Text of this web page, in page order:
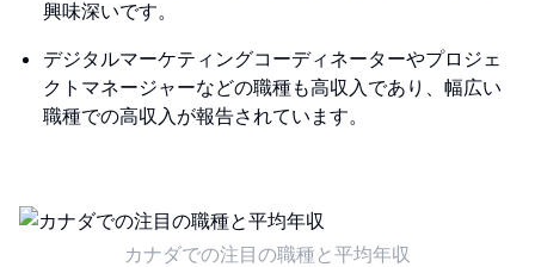
興味深いです。
デジタルマーケティングコーディネーターやプロジェ
クトマネージャーなどの職種も高収入であり、幅広い
職種での高収入が報告されています。
カナダでの注目の職種と平均年収